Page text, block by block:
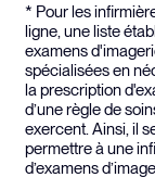
* Pour les
ligne, une liste
examens
spécialisées en
la prescription
d’une règle de
exercent. Ainsi, il
permettre à une
d’examens